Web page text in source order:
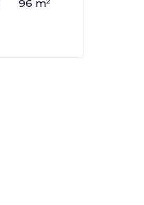
96 m²